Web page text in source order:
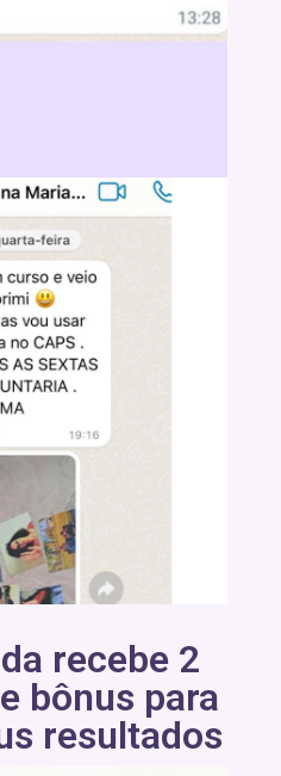
recebe 2
bônus para
resultados